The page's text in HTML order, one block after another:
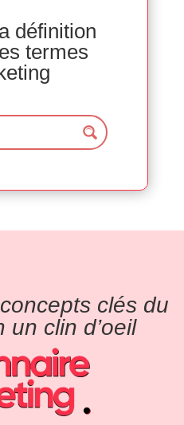
définition
termes
clés du
un clin d’oeil